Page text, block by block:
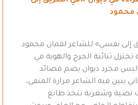
محمود
إلى نفسي» للشاعر لقمان محمود
ثنائية الجرح والهوية في
ليس مجرد ديوان يضم قصائد
يبين فيه الشاعر مرارة المنفى،
نصية وشعرية تتخذ طابع